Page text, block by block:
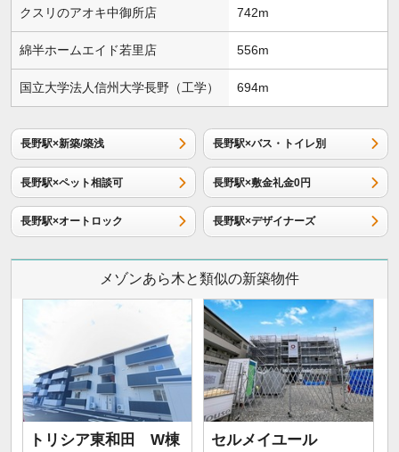
クスリのアオキ中御所店 742m
綿半ホームエイド若里店 556m
国立大学法人信州大学長野（工学） 694m
長野駅×新築/築浅 長野駅×バス・トイレ別
長野駅×ペット相談可 長野駅×敷金礼金0円
長野駅×オートロック 長野駅×デザイナーズ
メゾンあら木と類似の新築物件
トリシア東和田 W棟 セルメイユール